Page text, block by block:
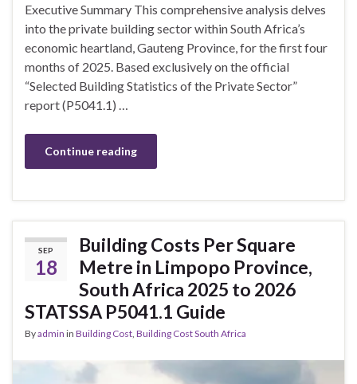
Executive Summary This comprehensive analysis delves
into the private building sector within South Africa’s
economic heartland, Gauteng Province, for the first four
months of 2025. Based exclusively on the official
“Selected Building Statistics of the Private Sector”
report (P5041.1) …
Continue reading
SEP
18
Building Costs Per Square
Metre in Limpopo Province,
South Africa 2025 to 2026
STATSSA P5041.1 Guide
Byadmin in Building Cost Building Cost South Africa